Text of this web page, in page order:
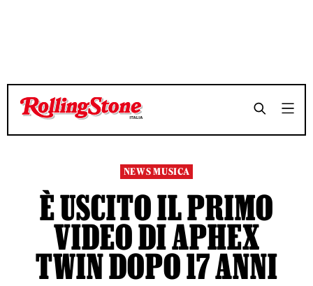
TEMPO DI LETTURA 3 MINUTI SHARE
TEMPO DI LETTURA 3 MINUTI SHARE
NEWS MUSICA
È USCITO IL PRIMO
VIDEO DI APHEX
TWIN DOPO 17 ANNI